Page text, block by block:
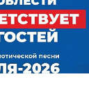
рекомендовали в
со всеми
тепла